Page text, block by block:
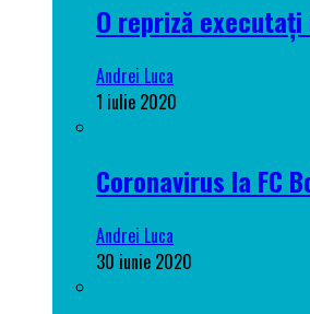
O repriză
Andrei Luca
1 iulie 2020
Coronavirus la FC
Andrei Luca
30 iunie 2020